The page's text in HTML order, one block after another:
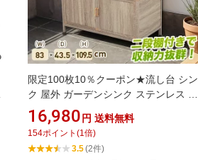
限定100枚10％クーポン★流し台 シン
ク 屋外 ガーデンシンク ステンレス 水
栓付 庭 簡易流し台 厚みあり 堅めのシ
ンク シンク下 収納
16,980 円 送料無料
154ポイント (1倍)
3.5(2件)